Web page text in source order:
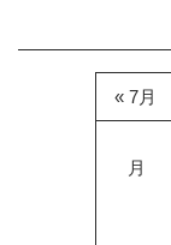
月
« 7月